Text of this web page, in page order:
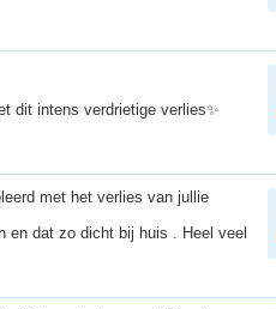
dit intens verdrietige verlies✨
met het verlies van jullie
en dat zo dicht bij huis . Heel veel